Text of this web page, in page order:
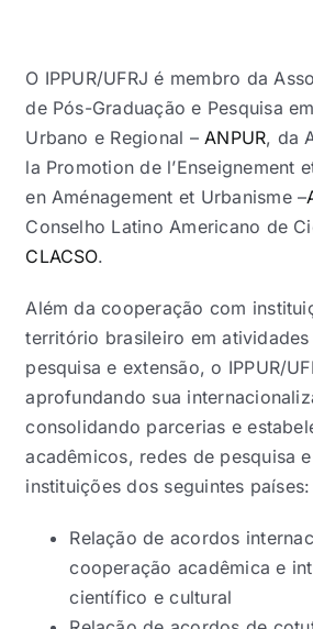
Buscar
resultados
para:
O IPPUR/UFRJ é membro da
de Pós-Graduação e Pesquisa
Urbano e Regional – ANPUR, da
la Promotion de l’Enseignement
en Aménagement et Urbanisme –
Conselho Latino Americano de
CLACSO.
Além da cooperação com
território brasileiro em atividades
pesquisa e extensão, o IPPUR/
aprofundando sua
consolidando parcerias e
acadêmicos, redes de pesquisa
instituições dos seguintes países:
Relação de acordos
cooperação acadêmica e
científico e cultural